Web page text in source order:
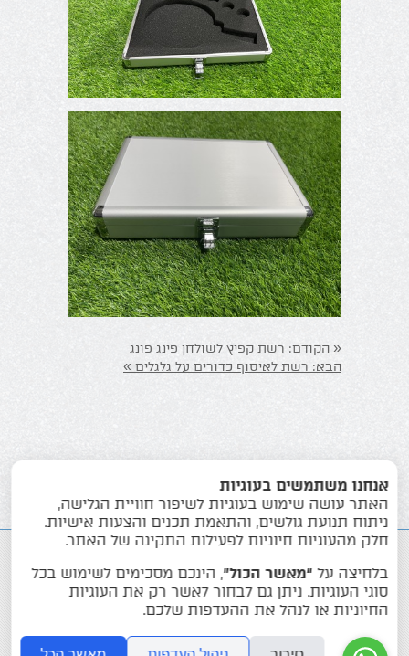
« הקודם: רשת קפיץ לשולחן פינג פונג
הבא: רשת לאיסוף כדורים על גלגלים »
שולחנות משחק אביזרים לפינג פונג
אנחנו משתמשים בעוגיות
האתר עושה שימוש בעוגיות לשיפור חוויית הגלישה,
ניתוח תנועת גולשים, והתאמת תכנים והצעות אישיות.
חלק מהעוגיות חיוניות לפעילות התקינה של האתר.
בלחיצה על “מאשר הכול”, הינכם מסכימים לשימוש בכל
סוגי העוגיות. ניתן גם לבחור לאשר רק את העוגיות
החיוניות או לנהל את ההעדפות שלכם.